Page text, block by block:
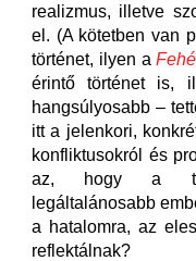
realizmus, illetve
el. (A kötetben van
történet, ilyen a
érintő történet is,
hangsúlyosabb –
itt a jelenkori,
konfliktusokról és
az, hogy a
legáltalánosabb
a hatalomra, az
reflektálnak?